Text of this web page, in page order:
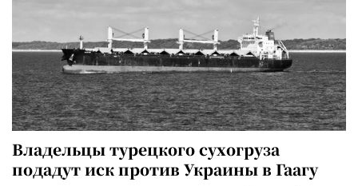
Владельцы турецкого сухогруза
подадут иск против Украины в Гаагу